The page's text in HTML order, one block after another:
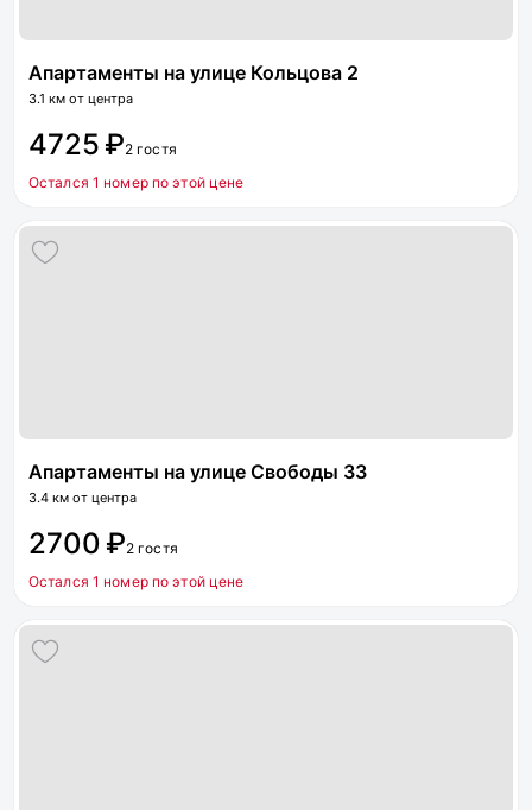
Апартаменты на улице Кольцова 2
3.1 км от центра
4725 ₽2 гостя
Остался 1 номер по этой цене
Апартаменты на улице Свободы 33
3.4 км от центра
2700 ₽2 гостя
Остался 1 номер по этой цене